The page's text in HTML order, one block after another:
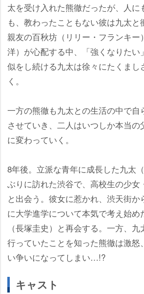
太を受け入れた熊徹だったが、人に
も、教わったこともない彼は九太と
親友の百秋坊（リリー・フランキー
洋）が心配する中、「強くなりたい
似をし続ける九太は徐々にたくまし
く。
一方の熊徹も九太との生活の中で自
させていき、二人はいつしか本当
に変わっていく。
8年後。立派な青年に成長した九太
ぶりに訪れた渋谷で、高校生の少女
と出会う。彼女に惹かれ、渋天街か
に大学進学について本気で考え始め
（長塚圭史）と再会する。一方、
行っていたことを知った熊徹は激怒
い争いになってしまい…!?
キャスト